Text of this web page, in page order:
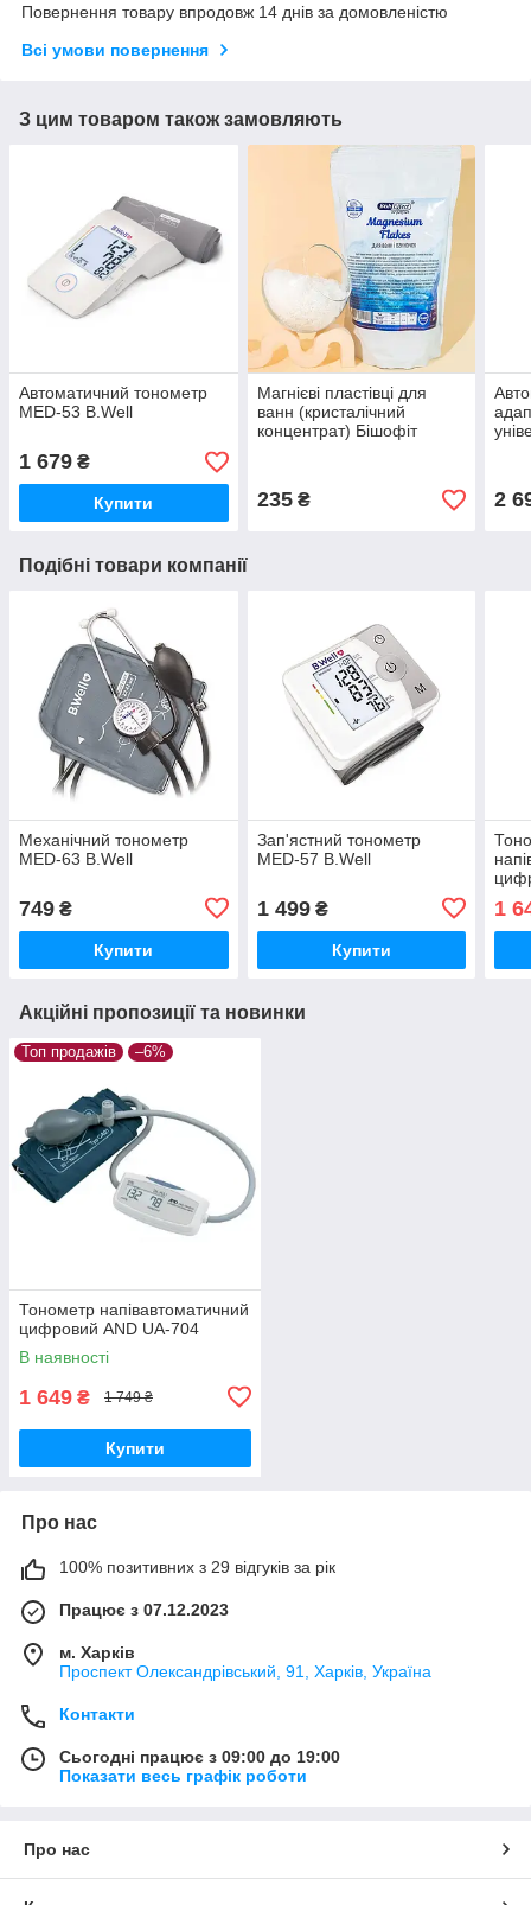
Повернення товару впродовж 14 днів за домовленістю
Всі умови повернення
З цим товаром також замовляють
Автоматичний тонометр
MED-53 B.Well
1 679 ₴
Купити
Магнієві пластівці для
ванн (кристалічний
концентрат) Бішофіт
235₴ 2
Подібні товари компанії
Механічний тонометр
MED-63 B.Well
749 ₴
Купити
Зап'ястний тонометр
MED-57 B.Well
1 499₴
Купити
1
Акційні пропозиції та новинки
Топ продажів –6%
Тонометр напівавтоматичний
цифровий AND UA-704
В наявності
1 649 ₴ 1 749 ₴
Купити
Про нас
100% позитивних з 29 відгуків за рік
Працює з 07.12.2023
м. Харків
Проспект Олександрівський, 91, Харків, Україна
Контакти
Сьогодні працює з 09:00 до 19:00
Показати весь графік роботи
Про нас